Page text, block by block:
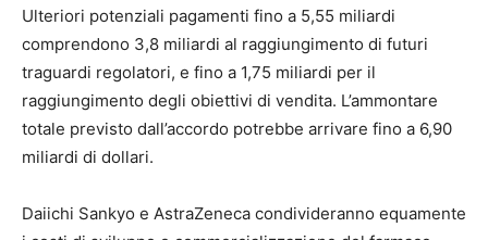
Ulteriori potenziali pagamenti fino a 5,55 miliardi
comprendono 3,8 miliardi al raggiungimento di futuri
traguardi regolatori, e fino a 1,75 miliardi per il
raggiungimento degli obiettivi di vendita. L’ammontare
totale previsto dall’accordo potrebbe arrivare fino a 6,90
miliardi di dollari.
Daiichi Sankyo e AstraZeneca condivideranno equamente